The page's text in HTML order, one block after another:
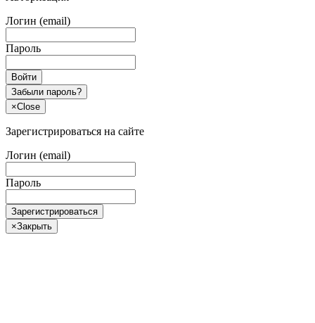
Логин (email)
Пароль
Войти
Забыли пароль?
×Close
Зарегистрироваться на сайте
Логин (email)
Пароль
Зарегистрироваться
×Закрыть